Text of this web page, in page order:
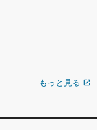
もっと見る open_in_new